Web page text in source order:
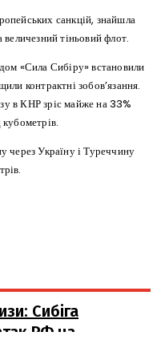
санкцій, знайшла
тіньовий флот.
«Сила Сибіру» встановили
контрактні зобов’язання.
в КНР зріс майже на 33%
через Україну і Туреччину
Сибіга
РФ на